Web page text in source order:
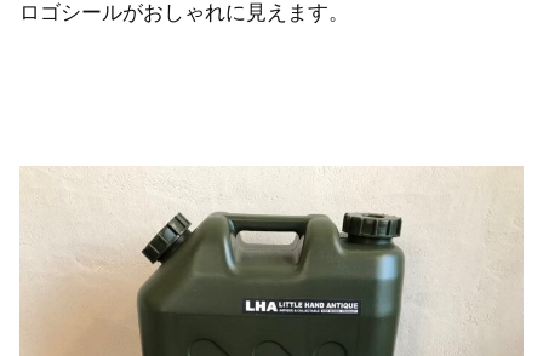
ロゴシールがおしゃれに見えます。